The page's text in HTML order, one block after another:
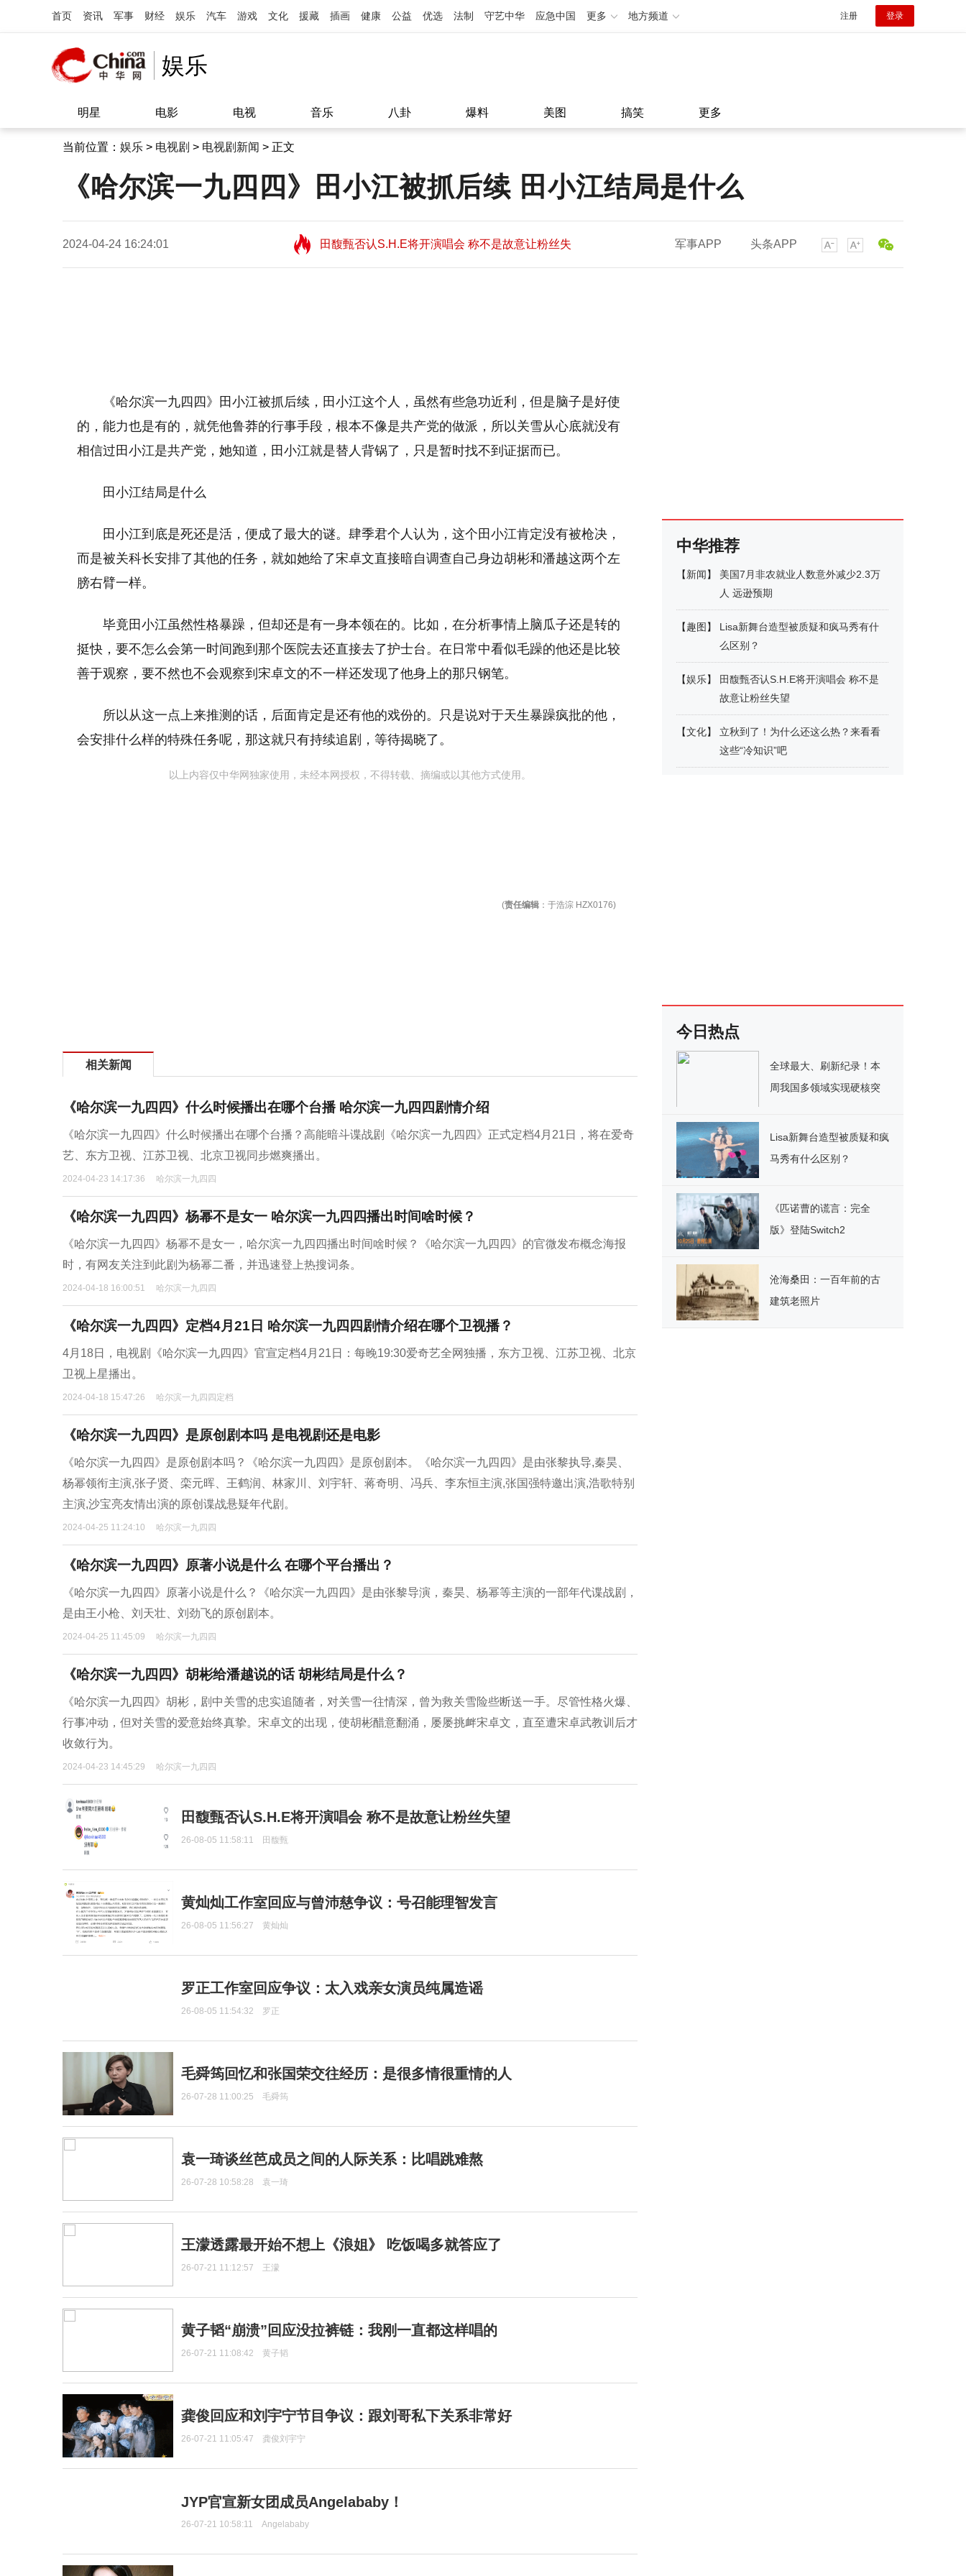
首页 资讯 军事 财经 娱乐 汽车 游戏 文化 援藏 插画 健康 公益 优选 法制 守艺中华 应急中国 更多 地方频道 注册 登录
娱乐
明星 电影 电视 音乐 八卦 爆料 美图 搞笑 更多
当前位置： 娱乐 > 电视剧 > 电视剧新闻 > 正文
《哈尔滨一九四四》田小江被抓后续 田小江结局是什么
2024-04-24 16:24:01
田馥甄否认S.H.E将开演唱会 称不是故意让粉丝失
望11:08
田馥甄否认S.H.E将开演唱会 称不是故意让粉丝失
望11:08
军事APP 头条APP
《哈尔滨一九四四》田小江被抓后续，田小江这个人，虽然有些急功近利，但是脑子是好使
的，能力也是有的，就凭他鲁莽的行事手段，根本不像是共产党的做派，所以关雪从心底就没有
相信过田小江是共产党，她知道，田小江就是替人背锅了，只是暂时找不到证据而已。
田小江结局是什么
田小江到底是死还是活，便成了最大的谜。肆季君个人认为，这个田小江肯定没有被枪决，
而是被关科长安排了其他的任务，就如她给了宋卓文直接暗自调查自己身边胡彬和潘越这两个左
膀右臂一样。
毕竟田小江虽然性格暴躁，但却还是有一身本领在的。比如，在分析事情上脑瓜子还是转的
挺快，要不怎么会第一时间跑到那个医院去还直接去了护士台。在日常中看似毛躁的他还是比较
善于观察，要不然也不会观察到宋卓文的不一样还发现了他身上的那只钢笔。
所以从这一点上来推测的话，后面肯定是还有他的戏份的。只是说对于天生暴躁疯批的他，
会安排什么样的特殊任务呢，那这就只有持续追剧，等待揭晓了。
以上内容仅中华网独家使用，未经本网授权，不得转载、摘编或以其他方式使用。
(责任编辑 ：于浩淙 HZX0176)
相关新闻
《哈尔滨一九四四》什么时候播出在哪个台播 哈尔滨一九四四剧情介绍
《哈尔滨一九四四》什么时候播出在哪个台播？高能暗斗谍战剧《哈尔滨一九四四》正式定档4月21日，将在爱奇
艺、东方卫视、江苏卫视、北京卫视同步燃爽播出。
2024-04-23 14:17:36 哈尔滨一九四四
《哈尔滨一九四四》杨幂不是女一 哈尔滨一九四四播出时间啥时候？
《哈尔滨一九四四》杨幂不是女一，哈尔滨一九四四播出时间啥时候？《哈尔滨一九四四》的官微发布概念海报
时，有网友关注到此剧为杨幂二番，并迅速登上热搜词条。
2024-04-18 16:00:51 哈尔滨一九四四
《哈尔滨一九四四》定档4月21日 哈尔滨一九四四剧情介绍在哪个卫视播？
4月18日，电视剧《哈尔滨一九四四》官宣定档4月21日：每晚19:30爱奇艺全网独播，东方卫视、江苏卫视、北京
卫视上星播出。
2024-04-18 15:47:26 哈尔滨一九四四定档
《哈尔滨一九四四》是原创剧本吗 是电视剧还是电影
《哈尔滨一九四四》是原创剧本吗？《哈尔滨一九四四》是原创剧本。《哈尔滨一九四四》是由张黎执导,秦昊、
杨幂领衔主演,张子贤、栾元晖、王鹤润、林家川、刘宇轩、蒋奇明、冯兵、李东恒主演,张国强特邀出演,浩歌特别
主演,沙宝亮友情出演的原创谍战悬疑年代剧。
2024-04-25 11:24:10 哈尔滨一九四四
《哈尔滨一九四四》原著小说是什么 在哪个平台播出？
《哈尔滨一九四四》原著小说是什么？《哈尔滨一九四四》是由张黎导演，秦昊、杨幂等主演的一部年代谍战剧，
是由王小枪、刘天壮、刘劲飞的原创剧本。
2024-04-25 11:45:09 哈尔滨一九四四
《哈尔滨一九四四》胡彬给潘越说的话 胡彬结局是什么？
《哈尔滨一九四四》胡彬，剧中关雪的忠实追随者，对关雪一往情深，曾为救关雪险些断送一手。尽管性格火爆、
行事冲动，但对关雪的爱意始终真挚。宋卓文的出现，使胡彬醋意翻涌，屡屡挑衅宋卓文，直至遭宋卓武教训后才
收敛行为。
2024-04-23 14:45:29 哈尔滨一九四四
田馥甄否认S.H.E将开演唱会 称不是故意让粉丝失望
26-08-05 11:58:11 田馥甄
黄灿灿工作室回应与曾沛慈争议：号召能理智发言
26-08-05 11:56:27 黄灿灿
罗正工作室回应争议：太入戏亲女演员纯属造谣
26-08-05 11:54:32 罗正
毛舜筠回忆和张国荣交往经历：是很多情很重情的人
26-07-28 11:00:25 毛舜筠
袁一琦谈丝芭成员之间的人际关系：比唱跳难熬
26-07-28 10:58:28 袁一琦
王濛透露最开始不想上《浪姐》 吃饭喝多就答应了
26-07-21 11:12:57 王濛
黄子韬“崩溃”回应没拉裤链：我刚一直都这样唱的
26-07-21 11:08:42 黄子韬
龚俊回应和刘宇宁节目争议：跟刘哥私下关系非常好
26-07-21 11:05:47 龚俊刘宇宁
JYP官宣新女团成员Angelababy！
26-07-21 10:58:11 Angelababy
中华推荐
【新闻】
美国7月非农就业人数意外减少2.3万
人 远逊预期
【趣图 】
Lisa新舞台造型被质疑和疯马秀有什
么区别？
【娱乐】
田馥甄否认S.H.E将开演唱会 称不是
故意让粉丝失望
【文化】
立秋到了！为什么还这么热？来看看
这些“冷知识”吧
今日热点
全球最大、刷新纪录！本
周我国多领域实现硬核突
Lisa新舞台造型被质疑和疯
马秀有什么区别？
《匹诺曹的谎言：完全
版》登陆Switch2
沧海桑田：一百年前的古
建筑老照片